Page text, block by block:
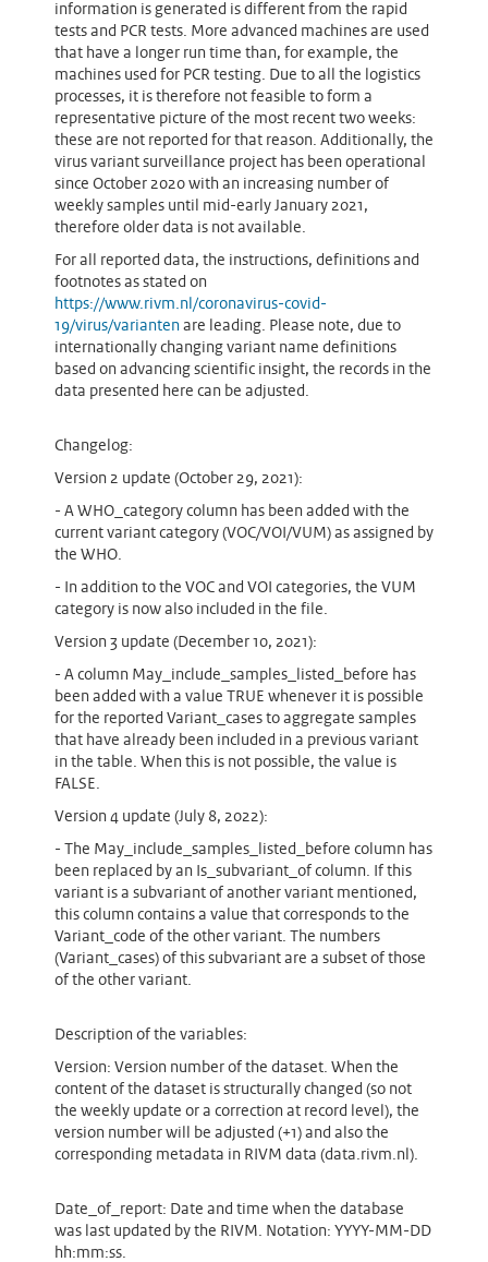
information is generated is different from the rapid
tests and PCR tests. More advanced machines are used
that have a longer run time than, for example, the
machines used for PCR testing. Due to all the logistics
processes, it is therefore not feasible to form a
representative picture of the most recent two weeks:
these are not reported for that reason. Additionally, the
virus variant surveillance project has been operational
since October 2020 with an increasing number of
weekly samples until mid-early January 2021,
therefore older data is not available.
For all reported data, the instructions, definitions and
footnotes as stated on
https://www.rivm.nl/coronavirus-covid-
19/virus/varianten are leading. Please note, due to
internationally changing variant name definitions
based on advancing scientific insight, the records in the
data presented here can be adjusted.
Changelog:
Version 2 update (October 29, 2021):
- A WHO_category column has been added with the
current variant category (VOC/VOI/VUM) as assigned by
the WHO.
- In addition to the VOC and VOI categories, the VUM
category is now also included in the file.
Version 3 update (December 10, 2021):
- A column May_include_samples_listed_before has
been added with a value TRUE whenever it is possible
for the reported Variant_cases to aggregate samples
that have already been included in a previous variant
in the table. When this is not possible, the value is
FALSE.
Version 4 update (July 8, 2022):
- The May_include_samples_listed_before column has
been replaced by an Is_subvariant_of column. If this
variant is a subvariant of another variant mentioned,
this column contains a value that corresponds to the
Variant_code of the other variant. The numbers
(Variant_cases) of this subvariant are a subset of those
of the other variant.
Description of the variables:
Version: Version number of the dataset. When the
content of the dataset is structurally changed (so not
the weekly update or a correction at record level), the
version number will be adjusted (+1) and also the
corresponding metadata in RIVM data (data.rivm.nl).
Date_of_report: Date and time when the database
was last updated by the RIVM. Notation: YYYY-MM-DD
hh:mm:ss.